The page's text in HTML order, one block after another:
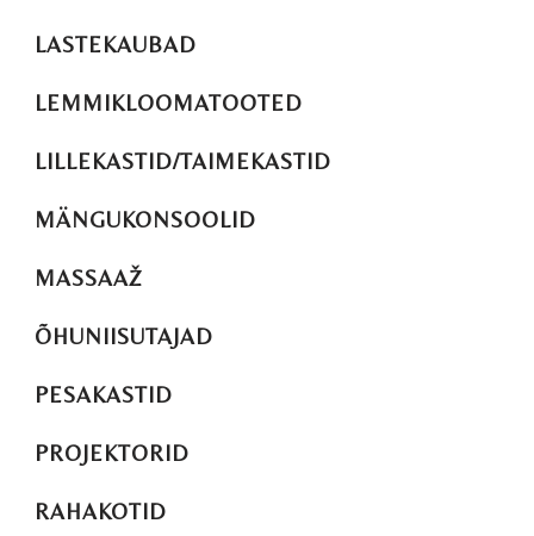
LASTEKAUBAD
LEMMIKLOOMATOOTED
LILLEKASTID/TAIMEKASTID
MÄNGUKONSOOLID
MASSAAŽ
ÕHUNIISUTAJAD
PESAKASTID
PROJEKTORID
RAHAKOTID